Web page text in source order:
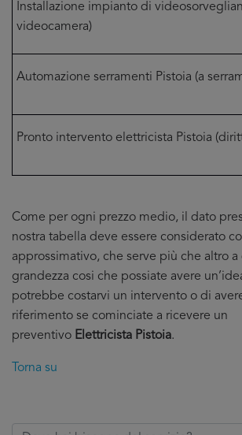
Installazione impianto di
videocamera)
Automazione serramenti Pistoia (a
Pronto intervento elettricista Pistoia
Come per ogni prezzo medio, il dato
nostra tabella deve essere considerato
approssimativo, che serve più che altro
grandezza cosi che possiate avere
potrebbe costarvi un intervento o di
riferimento se cominciate a ricevere un
preventivo Elettricista Pistoia.
Torna su